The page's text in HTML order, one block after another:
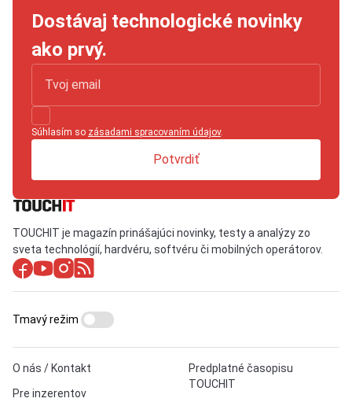
Dostávaj technologické novinky
ako prvý.
Súhlasím so zásadami spracovaním údajov.
Potvrdiť
TOUCHIT je magazín prinášajúci novinky, testy a analýzy zo
sveta technológií, hardvéru, softvéru či mobilných operátorov.
O nás / Kontakt
Pre inzerentov
Predplatné časopisu
TOUCHIT
Tmavý režim